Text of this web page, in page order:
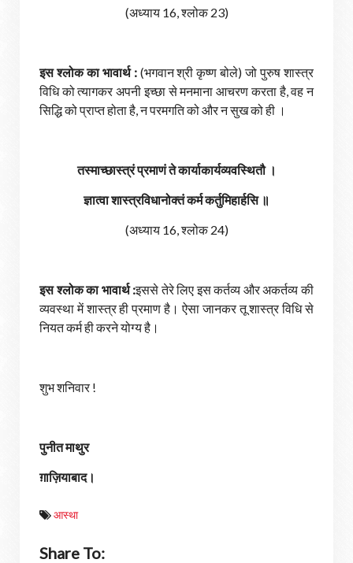
(अध्याय 16, श्लोक 23)
इस श्लोक का भावार्थ : (भगवान श्री कृष्ण बोले) जो पुरुष शास्त्र
विधि को त्यागकर अपनी इच्छा से मनमाना आचरण करता है, वह न
सिद्धि को प्राप्त होता है, न परमगति को और न सुख को ही ।
तस्माच्छास्त्रं प्रमाणं ते कार्याकार्यव्यवस्थितौ ।
ज्ञात्वा शास्त्रविधानोक्तं कर्म कर्तुमिहार्हसि ॥
(अध्याय 16, श्लोक 24)
इस श्लोक का भावार्थ :इससे तेरे लिए इस कर्तव्य और अकर्तव्य की
व्यवस्था में शास्त्र ही प्रमाण है। ऐसा जानकर तू शास्त्र विधि से
नियत कर्म ही करने योग्य है।
शुभ शनिवार !
पुनीत माथुर
ग़ाज़ियाबाद।
आस्था
Share To: